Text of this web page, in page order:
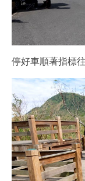
停好車順著指標